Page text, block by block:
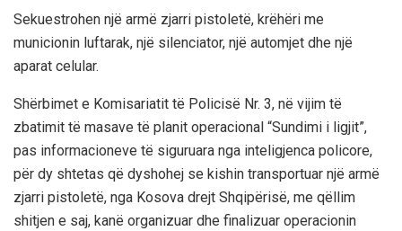
Sekuestrohen një armë zjarri pistoletë, krëhëri me
municionin luftarak, një silenciator, një automjet dhe një
aparat celular.
Shërbimet e Komisariatit të Policisë Nr. 3, në vijim të
zbatimit të masave të planit operacional “Sundimi i ligjit”,
pas informacioneve të siguruara nga inteligjenca policore,
për dy shtetas që dyshohej se kishin transportuar një armë
zjarri pistoletë, nga Kosova drejt Shqipërisë, me qëllim
shitjen e saj, kanë organizuar dhe finalizuar operacionin